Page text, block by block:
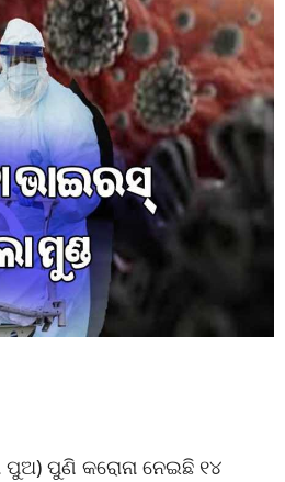
ପୁଣି କରୋନା ନେଇଛି ୧୪